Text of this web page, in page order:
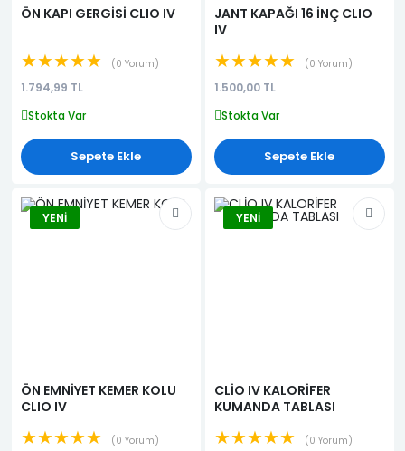
ÖN KAPI GERGİSİ CLIO IV
★★★★★ 0 Yorum
1.794,99 TL
Stokta Var
Sepete Ekle
JANT KAPAĞI 16 İNÇ CLIO
IV
★★★★★ 0 Yorum
1.500,00 TL
Stokta Var
Sepete Ekle
YENI
ÖN EMNİYET KEMER KOLU
CLIO IV
★★★★★ 0 Yorum
YENI
CLİO IV KALORİFER
KUMANDA TABLASI
★★★★★ 0 Yorum